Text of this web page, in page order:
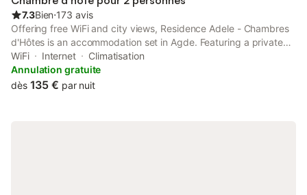
7.3Bien⋅173 avis
Offering free WiFi and city views, Residence Adele - Chambres
d'Hôtes is an accommodation set in Agde. Featuring a private
entrance, the bed and breakfast allows guests to maintain their
privacy.
WiFi Internet
Climatisation
Annulation gratuite
dès 135 € par nuit